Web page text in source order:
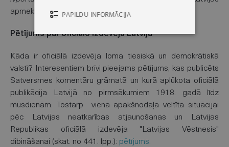
apmeklētāko vietņu TOP 20.
Pētījums par oficiālo izdevēju Latvijā
Kāda ir oficiālā izdevēja loma tiesiskā un demokrātiskā
valstī? Interesentiem brīvi pieejams pētījums, kas publicēts
Satversmes komentāru grāmatā un kurā aplūkota oficiālā
publikācija Latvijā no pirmsākumiem 1918. gadā līdz
mūsdienām. Tostarp viena apakšnodaļa veltīta situācijai
pēc Latvijas neatkarības atjaunošanas un Latvijas
Republikas oficiālā izdevēja "Latvijas Vēstnesis"
dibināšanai (skat. no 441. lpp.): pētījums.
PAPILDU INFORMĀCIJA